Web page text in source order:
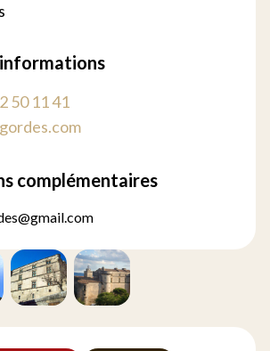
50 11 41
complémentaires